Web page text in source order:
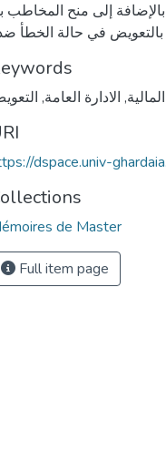
إلى منح المخاطب
, الادارة العامة,
dspace.univ-
de Master
Full item page